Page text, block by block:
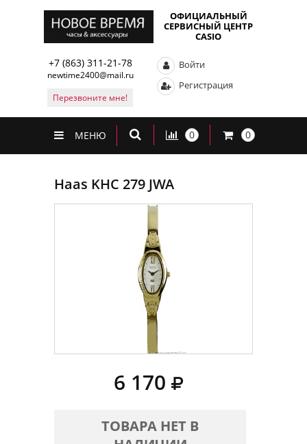
ОФИЦИАЛЬНЫЙ
СЕРВИСНЫЙ ЦЕНТР
CASIO
+7 (863) 311-21-78
newtime2400@mail.ru
Перезвоните мне!
Войти
Регистрация
МЕНЮ 0 0
Haas KHC 279 JWA
6 170
ТОВАРА НЕТ В